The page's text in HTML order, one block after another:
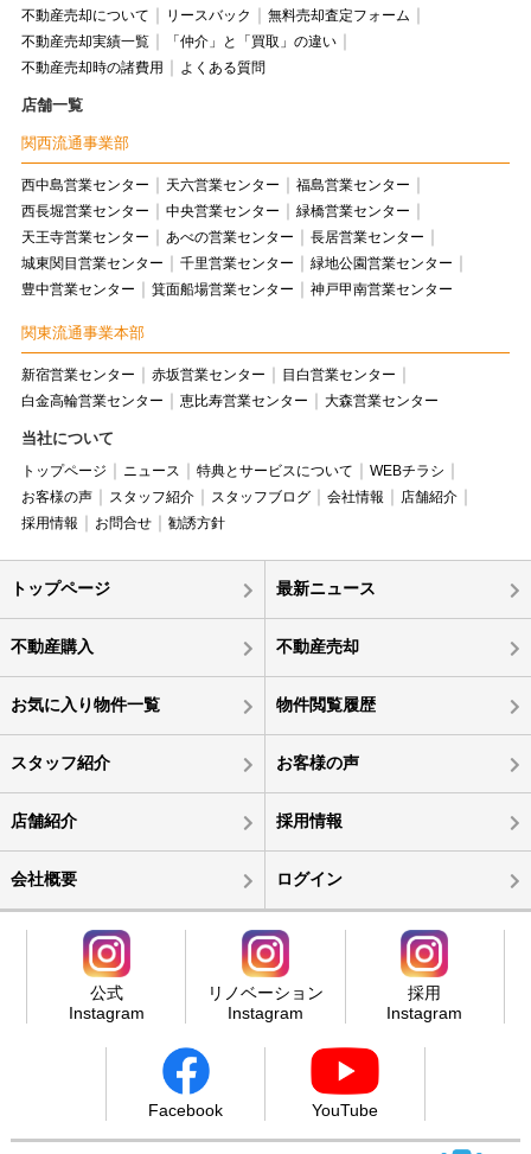
不動産売却について リースバック
無料売却査定フォーム
不動産売却実績一覧
「仲介」と「買取」の違い
不動産売却時の諸費用
よくある質問
店舗一覧
関西流通事業部
西中島営業センター 天六営業センター
福島営業センター
西長堀営業センター
中央営業センター
緑橋営業センター
天王寺営業センター
あべの営業センター
長居営業センター
城東関目営業センター
千里営業センター
緑地公園営業センター
豊中営業センター
箕面船場営業センター 神戸甲南営業センター
関東流通事業本部
新宿営業センター 赤坂営業センター
目白営業センター
白金高輪営業センター
恵比寿営業センター 大森営業センター
当社について
トップページ ニュース 特典とサービスについて
WEBチラシ
お客様の声
スタッフ紹介 スタッフブログ 会社情報
店舗紹介
採用情報
お問合せ 勧誘方針
トップページ 最新ニュース
不動産購入 不動産売却
お気に入り物件一覧 物件閲覧履歴
スタッフ紹介 お客様の声
店舗紹介 採用情報
会社概要 ログイン
公式
Instagram
リノベーション
Instagram
採用
Instagram
Facebook YouTube